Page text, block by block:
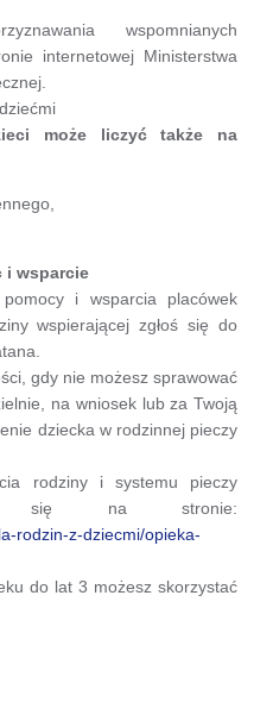
wspomnianych
internetowej Ministerstwa
może liczyć także na
i wsparcie
i wsparcia placówek
wspierającej zgłoś się do
gdy nie możesz sprawować
na wniosek lub za Twoją
dziecka w rodzinnej pieczy
rodziny i systemu pieczy
się na stronie:
rodzin-z-dziecmi/opieka-
do lat 3 możesz skorzystać